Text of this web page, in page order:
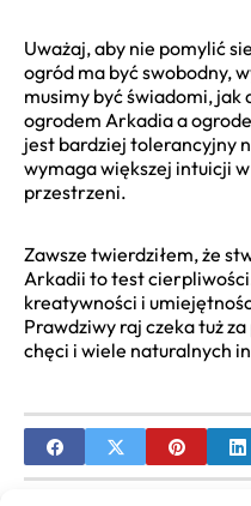
Uważaj, aby nie pomylić
ogród ma być swobodny,
musimy być świadomi, jak
ogrodem Arkadia a
jest bardziej tolerancyjny
wymaga większej intuicji
przestrzeni.
Zawsze twierdziłem, że
Arkadii to test
kreatywności i
Prawdziwy raj czeka tuż
chęci i wiele naturalnych